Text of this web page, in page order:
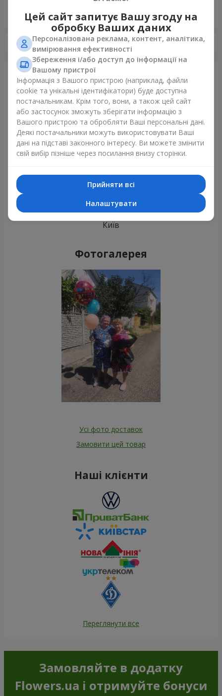
2025 рік
Щойно доставили
Букет з 25 червоних троянд
Київ
Фотогалерея
Усі фото доставок
Замовити цей товар
Наші клієнти
Переглянути все
Замовляйте в додатку
Flowers.ua і отримуйте бонуси
Цей сайт запитує Вашу згоду на
обробку Ваших даних
Персоналізована реклама, контент, аналітика,
вимірювання ефективності
Збереження і/або доступ до інформації на
Вашому пристрої
Інформація з Вашого пристрою (наприклад, файли
cookie та унікальні ідентифікатори) буде доступна
постачальникам. Крім того, вони, а також цей сайт
або застосунок зможуть зберігати інформацію з
Вашого пристрою та обробляти Ваші персональні дані.
Деякі постачальники можуть використовувати Ваші
дані на підставі законного інтересу. Ви можете змінити
свій вибір пізніше через посилання внизу сторінки.
Прийняти всі
Налаштувати